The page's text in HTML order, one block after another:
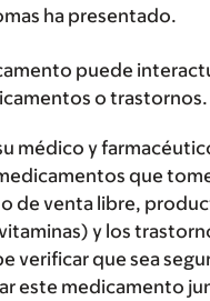
ha presentado.
puede
o trastornos.
médico y
que
de venta libre,
y los
verificar que sea
este medicamento